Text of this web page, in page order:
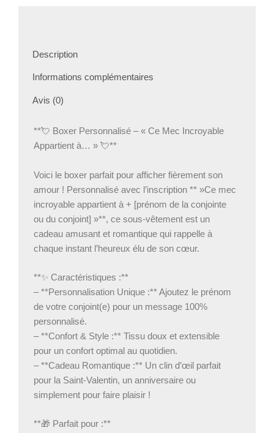
Description
Informations complémentaires
Avis (0)
**💘 Boxer Personnalisé – « Ce Mec Incroyable
Appartient à… » 💘**
Voici le boxer parfait pour afficher fièrement son
amour ! Personnalisé avec l’inscription ** »Ce mec
incroyable appartient à + [prénom de la conjointe
ou du conjoint] »**, ce sous-vêtement est un
cadeau amusant et romantique qui rappelle à
chaque instant l’heureux élu de son cœur.
**✨ Caractéristiques :**
– **Personnalisation Unique :** Ajoutez le prénom
de votre conjoint(e) pour un message 100%
personnalisé.
– **Confort & Style :** Tissu doux et extensible
pour un confort optimal au quotidien.
– **Cadeau Romantique :** Un clin d’œil parfait
pour la Saint-Valentin, un anniversaire ou
simplement pour faire plaisir !
**🎁 Parfait pour :**